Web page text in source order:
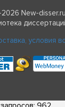
2026 New-
условия